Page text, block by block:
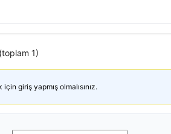
1)
giriş yapmış olmalısınız.